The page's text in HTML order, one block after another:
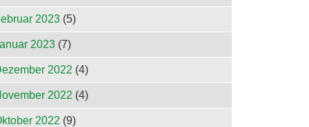
2023 (5)
2023 (7)
2022 (4)
2022 (4)
2022 (9)